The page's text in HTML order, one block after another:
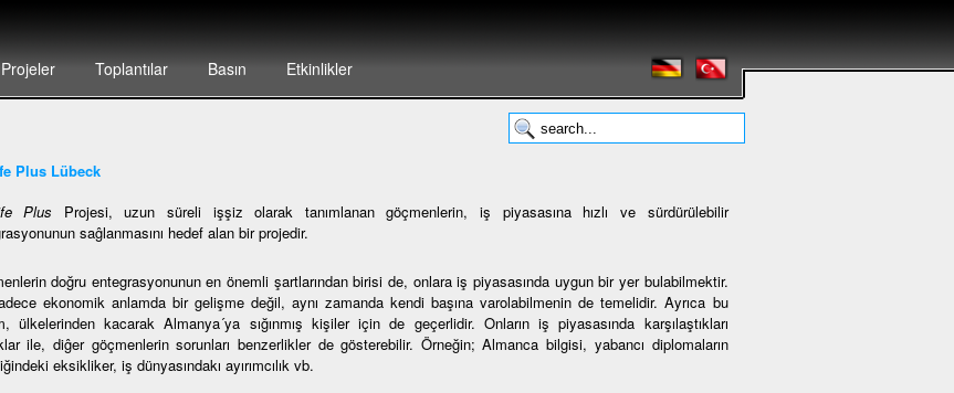
Projeler Toplantılar Basın Etkinlikler
Plus Lübeck
Plus Projesi, uzun süreli işşiz olarak tanımlanan göçmenlerin, iş piyasasına hızlı ve sürdürülebilir
saĝlanmasını hedef alan bir projedir.
doğru entegrasyonunun en önemli şartlarından birisi de, onlara iş piyasasında uygun bir yer bulabilmektir.
ekonomik anlamda bir gelişme değil, aynı zamanda kendi başına varolabilmenin de temelidir. Ayrıca bu
ülkelerinden kacarak Almanya´ya sığınmış kişiler için de geçerlidir. Onların iş piyasasında karşılaştıkları
ile, diĝer göçmenlerin sorunları benzerlikler de gösterebilir. Örneğin; Almanca bilgisi, yabancı diplomaların
eksikliker, iş dünyasındakı ayırımcılık vb.